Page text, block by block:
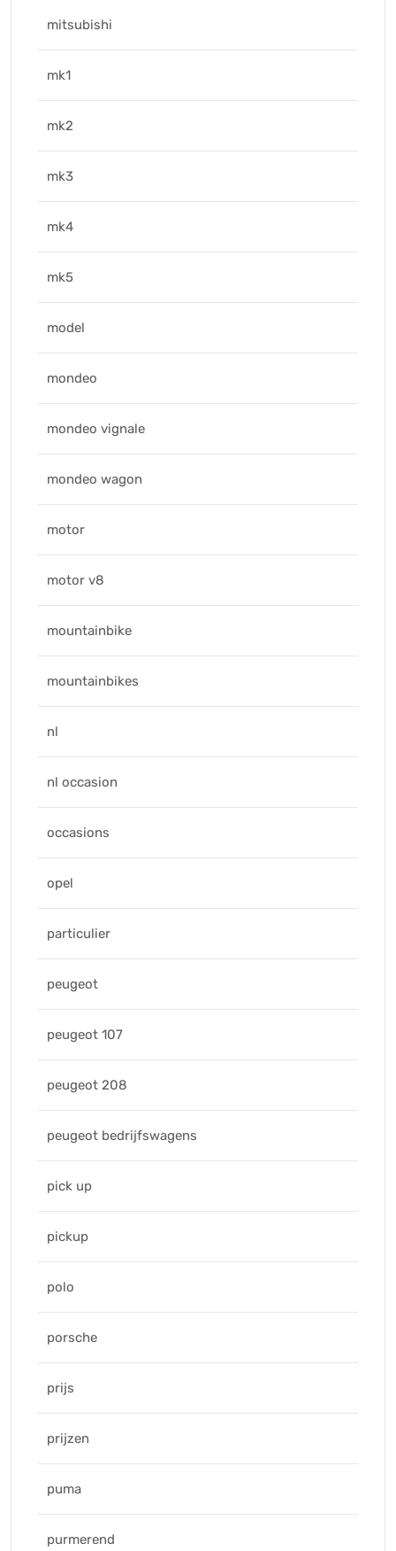
mitsubishi
mk1
mk2
mk3
mk4
mk5
model
mondeo
mondeo vignale
mondeo wagon
motor
motor v8
mountainbike
mountainbikes
nl
nl occasion
occasions
opel
particulier
peugeot
peugeot 107
peugeot 208
peugeot bedrijfswagens
pick up
pickup
polo
porsche
prijs
prijzen
puma
purmerend